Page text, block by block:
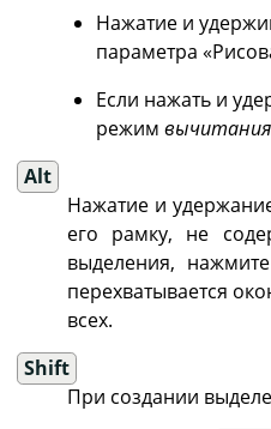
Нажатие и
параметра «
Если нажать и
режим вычитания
Alt
Нажатие и
его рамку, не
выделения,
перехватывается
всех.
Shift
При создании